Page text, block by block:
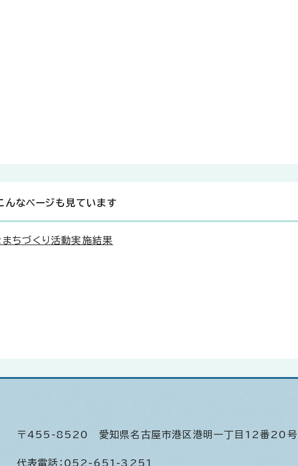
んなページも見ています
ちづくり活動実施結果
〒455-8520 愛知県名古屋市港区港明一丁目12番20号
代表電話： 052-651-3251